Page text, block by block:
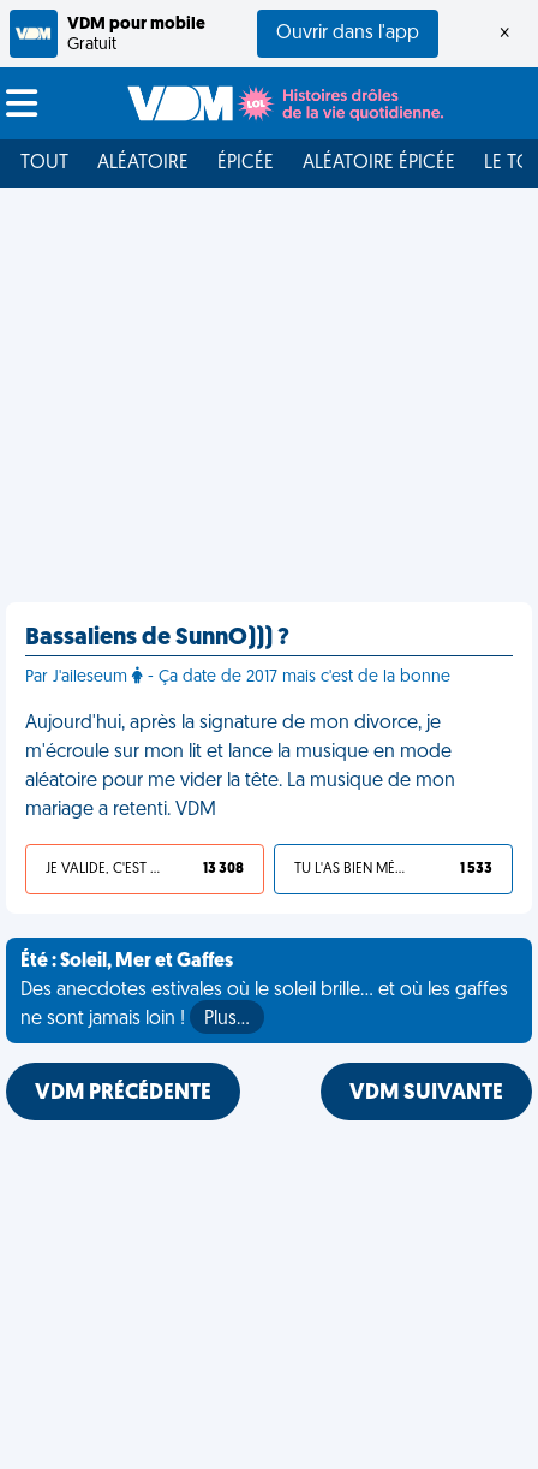
VDM pour mobile
Gratuit
Ouvrir dans l'app ×
TOUT ALÉATOIRE ÉPICÉE ALÉATOIRE ÉPICÉE LE
Bassaliens de SunnO))) ?
Par J'aileseum - Ça date de 2017 mais c'est de la bonne
Aujourd'hui, après la signature de mon divorce, je
m'écroule sur mon lit et lance la musique en mode
aléatoire pour me vider la tête. La musique de mon
mariage a retenti. VDM
JE VALIDE, C'EST UNE VDM 13 308 TU L'AS BIEN MÉRITÉ 1 533
Été : Soleil, Mer et Gaffes
Des anecdotes estivales où le soleil brille... et où les gaffes
ne sont jamais loin !
Plus…
VDM PRÉCÉDENTE VDM SUIVANTE